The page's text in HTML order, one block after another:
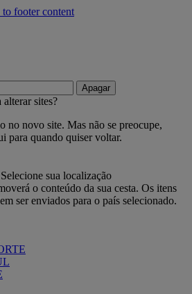
to footer content
Apagar
alterar sites?
no novo site. Mas não se preocupe,
para quando quiser voltar.
Selecione sua localização
o conteúdo da sua cesta. Os itens
ser enviados para o país selecionado.